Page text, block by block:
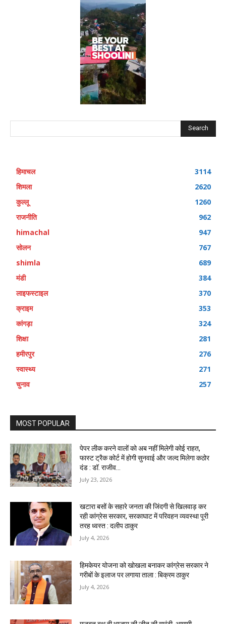
Search
हिमाचल
3114
शिमला
2620
कुल्लू
1260
राजनीति
962
himachal
947
सोलन
767
shimla
689
मंडी
384
लाइफस्टाइल
370
क्राइम
353
कांगड़ा
324
शिक्षा
281
हमीरपुर
276
स्वास्थ्य
271
चुनाव
257
MOST POPULAR
पेपर लीक करने वालों को अब नहीं मिलेगी कोई राहत,
फास्ट ट्रैक कोर्ट में होगी सुनवाई और जल्द मिलेगा कठोर
दंड : डॉ. राजीव...
July 23, 2026
खटारा बसों के सहारे जनता की जिंदगी से खिलवाड़ कर
रही कांग्रेस सरकार, सरकाघाट में परिवहन व्यवस्था पूरी
तरह ध्वस्त : दलीप ठाकुर
July 4, 2026
हिमकेयर योजना को खोखला बनाकर कांग्रेस सरकार ने
गरीबों के इलाज पर लगाया ताला : बिक्रम ठाकुर
July 4, 2026